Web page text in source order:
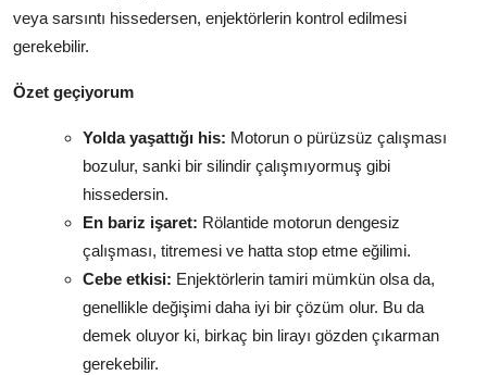
veya sarsıntı hissedersen, enjektörlerin kontrol edilmesi
gerekebilir.
Özet geçiyorum
Yolda yaşattığı his: Motorun o pürüzsüz çalışması
bozulur, sanki bir silindir çalışmıyormuş gibi
hissedersin.
En bariz işaret: Rölantide motorun dengesiz
çalışması, titremesi ve hatta stop etme eğilimi.
Cebe etkisi: Enjektörlerin tamiri mümkün olsa da,
genellikle değişimi daha iyi bir çözüm olur. Bu da
demek oluyor ki, birkaç bin lirayı gözden çıkarman
gerekebilir.